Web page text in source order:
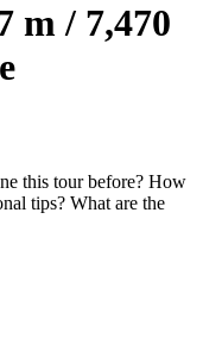
m / 7,470
this tour before? How
tips? What are the